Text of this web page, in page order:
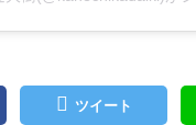
ツイート